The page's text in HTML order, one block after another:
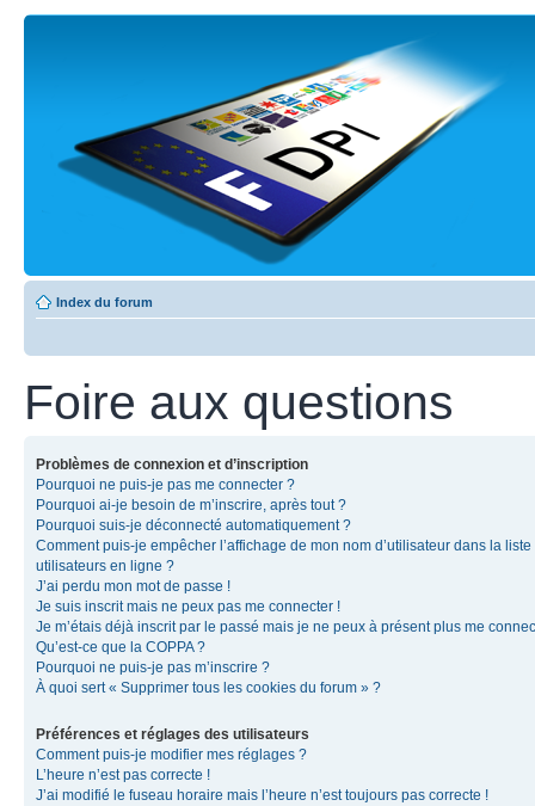
Index du forum
Foire aux questions
Problèmes de connexion et d’inscription
Pourquoi ne puis-je pas me connecter ?
Pourquoi ai-je besoin de m’inscrire, après tout ?
Pourquoi suis-je déconnecté automatiquement ?
Comment puis-je empêcher l’affichage de mon nom d’utilisateur dans la liste
utilisateurs en ligne ?
J’ai perdu mon mot de passe !
Je suis inscrit mais ne peux pas me connecter !
Je m’étais déjà inscrit par le passé mais je ne peux à présent plus me
Qu’est-ce que la COPPA ?
Pourquoi ne puis-je pas m’inscrire ?
À quoi sert « Supprimer tous les cookies du forum » ?
Préférences et réglages des utilisateurs
Comment puis-je modifier mes réglages ?
L’heure n’est pas correcte !
J’ai modifié le fuseau horaire mais l’heure n’est toujours pas correcte !